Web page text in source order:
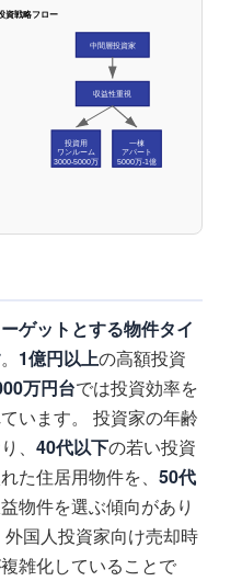
資戦略フロー
中間層投資家
収益性重視
投資用
ワンルーム
3000-5000万
一棟
アパート
5000万-1億
ゲットとする物件タイ
。 1億円以上の高額投資
万円台では投資効率を
います。 投資家の年齢
、 40代以下の若い投資
た住居用物件を、 50代
物件を選ぶ傾向があり
国人投資家向け売却時
雑化していることで